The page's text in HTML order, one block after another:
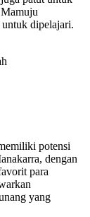
dipelajari.
potensi
dengan
para
yang